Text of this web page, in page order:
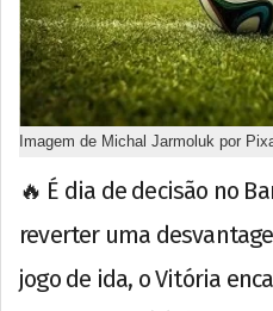
Imagem de Michal Jarmoluk por
🔥 É dia de decisão no
reverter uma
jogo de ida, o Vitória